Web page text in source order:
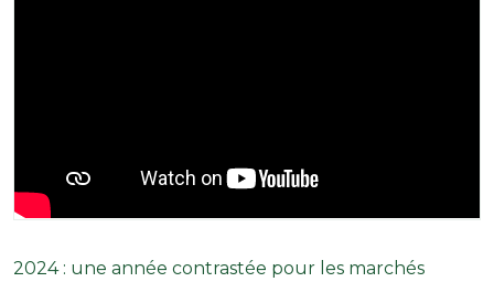
2024 : une année contrastée pour les marchés